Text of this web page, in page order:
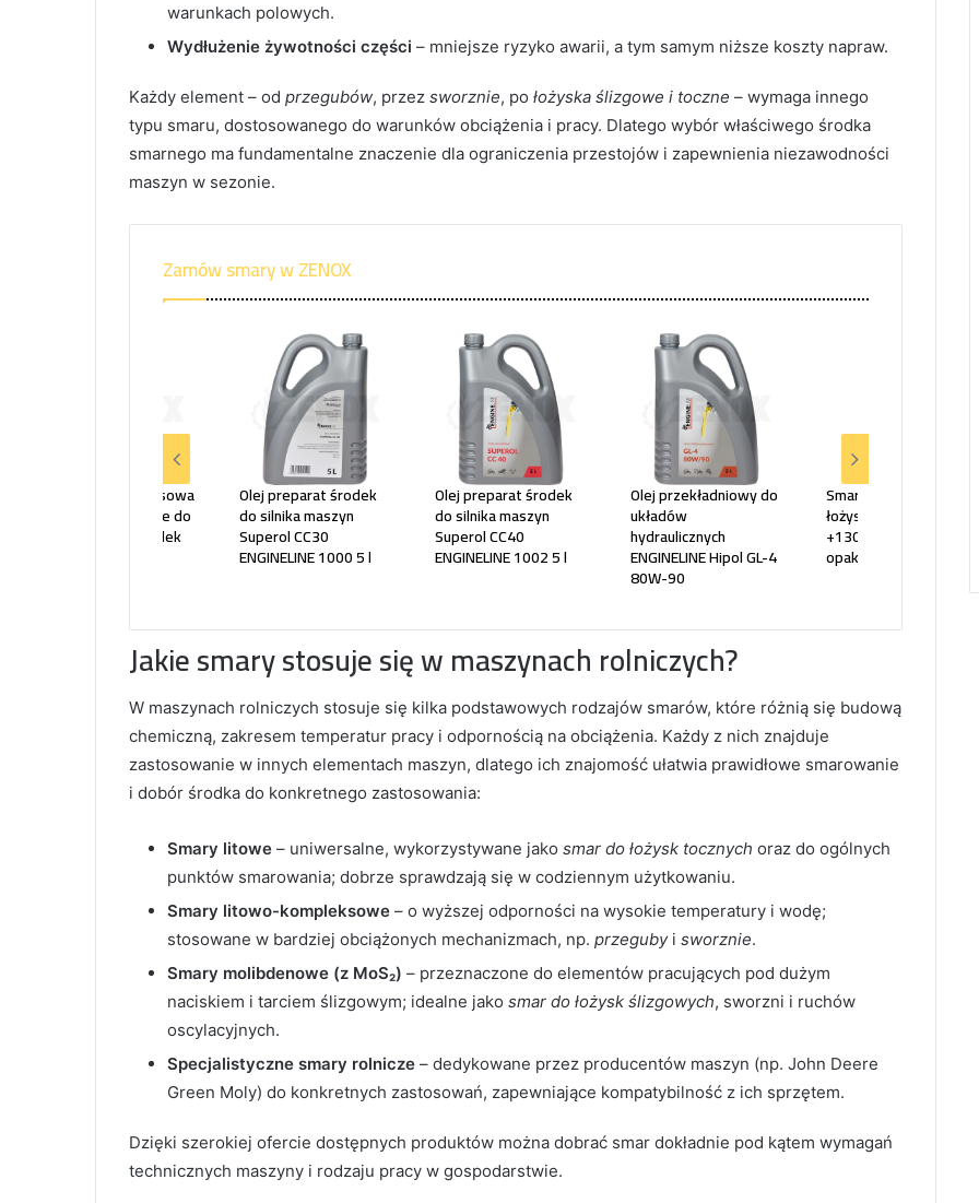
warunkach polowych.
Wydłużenie żywotności części – mniejsze ryzyko awarii, a tym samym niższe koszty napraw.
Każdy element – od przegubów, przez sworznie, po łożyska ślizgowe i toczne – wymaga innego
typu smaru, dostosowanego do warunków obciążenia i pracy. Dlatego wybór właściwego środka
smarnego ma fundamentalne znaczenie dla ograniczenia przestojów i zapewnienia niezawodności
maszyn w sezonie.
Zamów smary w ZENOX
Wazelina bezkwasowa
techniczna w tubce do
warsztatu uszczelek
Olej preparat środek
do silnika maszyn
Superol CC30
ENGINELINE 1000 5 l
Olej preparat środek
do silnika maszyn
Superol CC40
ENGINELINE 1002 5 l
Olej przekładniowy do
układów
hydraulicznych
ENGINELINE Hipol GL-4
80W-90
Smar ŁT 43 litowy do
łożysk -30st. do
+130st. 19201985
opakowanie 400 g
Jakie smary stosuje się w maszynach rolniczych?
W maszynach rolniczych stosuje się kilka podstawowych rodzajów smarów, które różnią się budową
chemiczną, zakresem temperatur pracy i odpornością na obciążenia. Każdy z nich znajduje
zastosowanie w innych elementach maszyn, dlatego ich znajomość ułatwia prawidłowe smarowanie
i dobór środka do konkretnego zastosowania:
Smary litowe – uniwersalne, wykorzystywane jako smar do łożysk tocznych oraz do ogólnych
punktów smarowania; dobrze sprawdzają się w codziennym użytkowaniu.
Smary litowo-kompleksowe – o wyższej odporności na wysokie temperatury i wodę;
stosowane w bardziej obciążonych mechanizmach, np. przegubyi sworznie.
Smary molibdenowe (z MoS₂) – przeznaczone do elementów pracujących pod dużym
naciskiem i tarciem ślizgowym; idealne jako smar do łożysk ślizgowych, sworzni i ruchów
oscylacyjnych.
Specjalistyczne smary rolnicze – dedykowane przez producentów maszyn (np. John Deere
Green Moly) do konkretnych zastosowań, zapewniające kompatybilność z ich sprzętem.
Dzięki szerokiej ofercie dostępnych produktów można dobrać smar dokładnie pod kątem wymagań
technicznych maszyny i rodzaju pracy w gospodarstwie.